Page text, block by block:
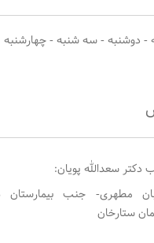
- دوشنبه - سه شنبه - چهارشنبه
سعدالله پویان:
مطهری- جنب بیمارستان
ستارخان